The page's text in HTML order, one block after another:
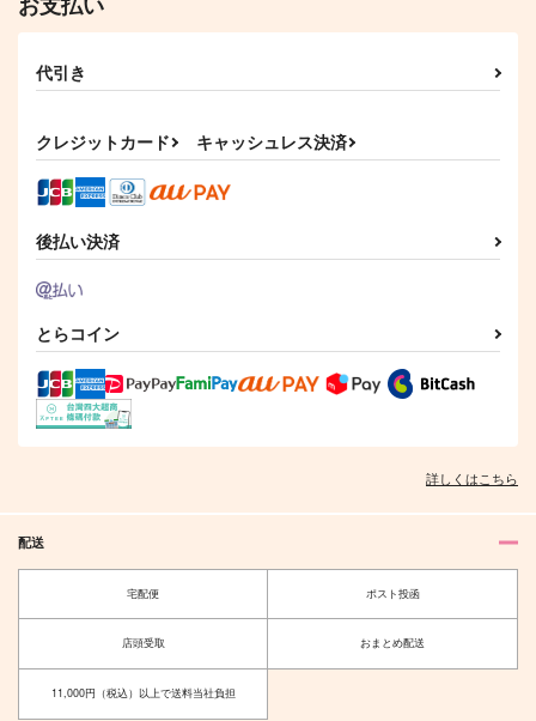
アクリルキーホルダー
（五）
550円（税込）
サンプル
作品詳細
ARCHES
五条悟
0時開店
先生！無茶しないで！
サンプル
リチュアルホロウ
サンプル
代引き
クレジットカード キャッシュレス決済
後払い決済
とらコイン
詳しくはこちら
配送
宅配便 ポスト投函
店頭受取 おまとめ配送
11,000円（税込）以上で送料当社負担